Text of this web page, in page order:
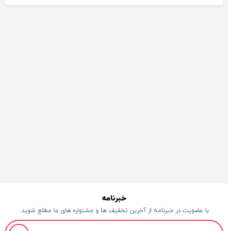
خبرنامه
با عضویت در خبرنامه از آخرین تخفیف ها و جشنواره های ما مطلع شوید.